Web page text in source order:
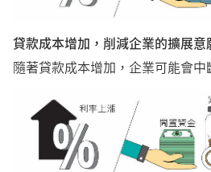
貸款成本增加，削減企業的擴展意
隨著貸款成本增加，企業可能會中